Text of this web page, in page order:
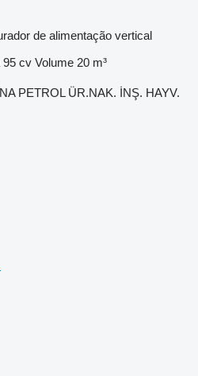
de alimentação vertical
95 cv Volume 20 m³
PETROL ÜR.NAK. İNŞ. HAYV.